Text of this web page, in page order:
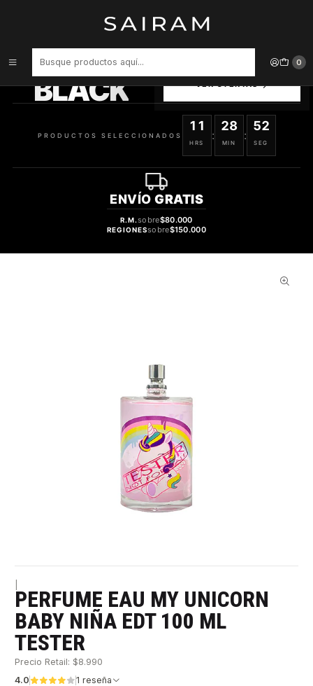
0
Perfume Eau My Unicorn Baby Niña Edt 100 ml Tester
BLACK
SELECCIONADOS
PRODUCTOS SELECCIONADOS
11
HRS
:
28
MIN
:
52
SEG
ENVÍO GRATIS
R.M.sobre$80.000
REGIONESsobre$150.000
PERFUME EAU MY UNICORN
BABY NIÑA EDT 100 ML
TESTER
Precio Retail: $8.990
4.0
1 reseña